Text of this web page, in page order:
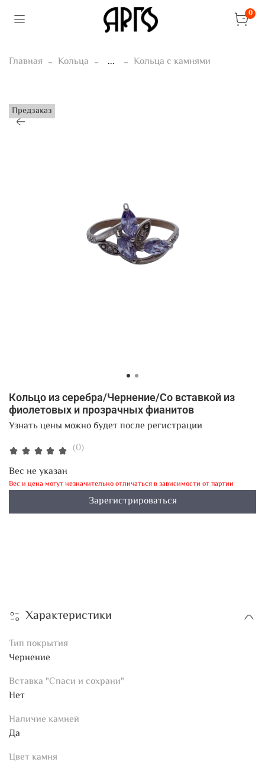
0
Главная Кольца ... Кольца с камнями
Предзаказ
(0)
Кольцо из серебра/Чернение/Со вставкой из
фиолетовых и прозрачных фианитов
Узнать цены можно будет после регистрации
Вес не указан
Вес и цена могут незначительно отличаться в зависимости от партии
Зарегистрироваться
Характеристики
Тип покрытия
Чернение
Вставка "Спаси и сохрани"
Нет
Наличие камней
Да
Цвет камня